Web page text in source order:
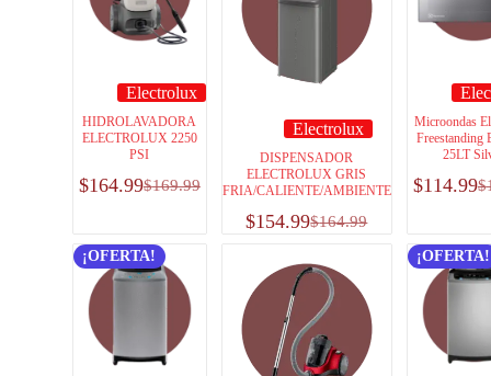
Electrolux
HIDROLAVADORA
ELECTROLUX 2250
PSI
$169.99
$164.99
Electrolux
DISPENSADOR
ELECTROLUX GRIS
FRIA/CALIENTE/AMBIENTE
$164.99
$154.99
Microondas
Freestanding
25LT
$
$114.99
¡OFERTA! ¡OFERTA!